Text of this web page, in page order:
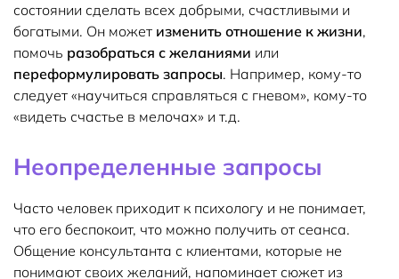
состоянии сделать всех добрыми, счастливыми и
богатыми. Он может изменить отношение к жизни,
помочь разобраться с желаниями или
переформулировать запросы. Например, кому-то
следует «научиться справляться с гневом», кому-то
«видеть счастье в мелочах» и т.д.
Неопределенные запросы
Часто человек приходит к психологу и не понимает,
что его беспокоит, что можно получить от сеанса.
Общение консультанта с клиентами, которые не
понимают своих желаний, напоминает сюжет из